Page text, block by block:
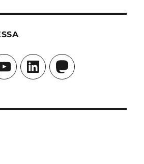
LinkedInMastodon